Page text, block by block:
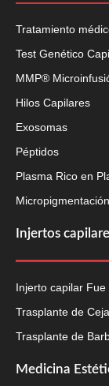
Tratamiento
Test Genético
MMP®
Hilos Capilares
Exosomas
Péptidos
Plasma Rico en
Micropigmentación
Injertos
Injerto capilar Fue
Trasplante de
Trasplante de
Medicina